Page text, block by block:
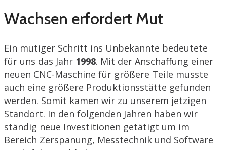
Wachsen erfordert Mut
Ein mutiger Schritt ins Unbekannte bedeutete
für uns das Jahr 1998. Mit der Anschaffung einer
neuen CNC-Maschine für größere Teile musste
auch eine größere Produktionsstätte gefunden
werden. Somit kamen wir zu unserem jetzigen
Standort. In den folgenden Jahren haben wir
ständig neue Investitionen getätigt um im
Bereich Zerspanung, Messtechnik und Software